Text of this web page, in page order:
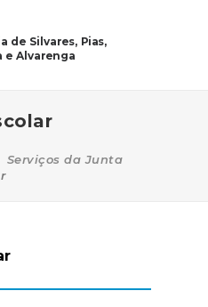
de Silvares, Pias,
e Alvarenga
Serviços da Junta